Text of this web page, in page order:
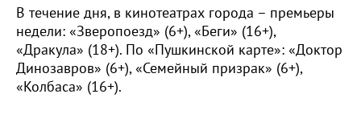
В течение дня, в кинотеатрах города – премьеры
недели: «Зверопоезд» (6+), «Беги» (16+),
«Дракула» (18+). По «Пушкинской карте»: «Доктор
Динозавров» (6+), «Семейный призрак» (6+),
«Колбаса» (16+).